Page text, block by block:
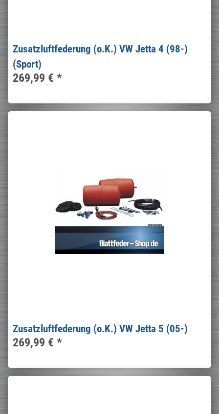
Zusatzluftfederung (o.K.) VW Jetta 4 (98-)
(Sport)
269,99 € *
Zusatzluftfederung (o.K.) VW Jetta 5 (05-)
269,99 € *